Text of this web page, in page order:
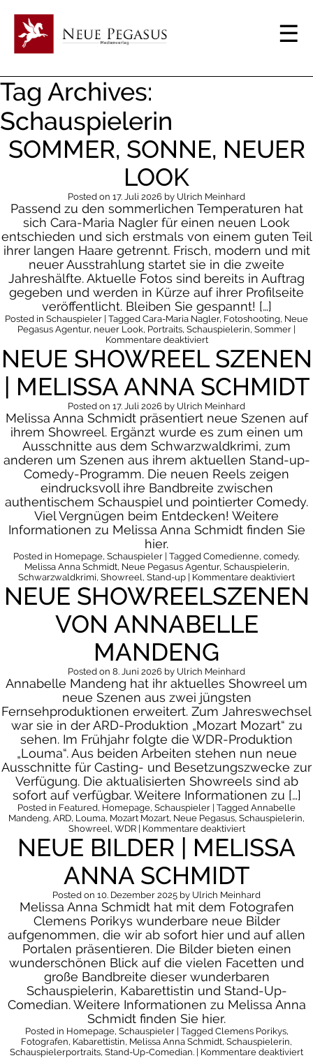
Tag Archives:
Schauspielerin
SOMMER, SONNE, NEUER
LOOK
Posted on 17. Juli 2026 by Ulrich Meinhard
Passend zu den sommerlichen Temperaturen hat
sich Cara-Maria Nagler für einen neuen Look
entschieden und sich erstmals von einem guten Teil
ihrer langen Haare getrennt. Frisch, modern und mit
neuer Ausstrahlung startet sie in die zweite
Jahreshälfte. Aktuelle Fotos sind bereits in Auftrag
gegeben und werden in Kürze auf ihrer Profilseite
veröffentlicht. Bleiben Sie gespannt! […]
Posted in Schauspieler | Tagged Cara-Maria Nagler, Fotoshooting, Neue
Pegasus Agentur, neuer Look, Portraits, Schauspielerin, Sommer
Kommentare deaktiviertfür
Sommer,
Sonne,
neuer
Look
NEUE SHOWREEL SZENEN
| MELISSA ANNA SCHMIDT
Posted on 17. Juli 2026 by Ulrich Meinhard
Melissa Anna Schmidt präsentiert neue Szenen auf
ihrem Showreel. Ergänzt wurde es zum einen um
Ausschnitte aus dem Schwarzwaldkrimi, zum
anderen um Szenen aus ihrem aktuellen Stand-up-
Comedy-Programm. Die neuen Reels zeigen
eindrucksvoll ihre Bandbreite zwischen
authentischem Schauspiel und pointierter Comedy.
Viel Vergnügen beim Entdecken! Weitere
Informationen zu Melissa Anna Schmidt finden Sie
hier.
Posted in Homepage, Schauspieler | Tagged Comedienne, comedy,
Melissa Anna Schmidt, Neue Pegasus Agentur, Schauspielerin,
Schwarzwaldkrimi, Showreel, Stand-up Kommentare deaktiviertfür
NEUE SHOWREELSZENEN
VON ANNABELLE
MANDENG
Posted on 8. Juni 2026 by Ulrich Meinhard
Annabelle Mandeng hat ihr aktuelles Showreel um
neue Szenen aus zwei jüngsten
Fernsehproduktionen erweitert. Zum Jahreswechsel
war sie in der ARD-Produktion „Mozart Mozart“ zu
sehen. Im Frühjahr folgte die WDR-Produktion
„Louma“. Aus beiden Arbeiten stehen nun neue
Ausschnitte für Casting- und Besetzungszwecke zur
Verfügung. Die aktualisierten Showreels sind ab
sofort auf verfügbar. Weitere Informationen zu […]
Posted in Featured, Homepage, Schauspieler | Tagged Annabelle
Mandeng, ARD, Louma, Mozart Mozart, Neue Pegasus, Schauspielerin,
Showreel, WDR| Kommentare deaktiviertfür
Neue
von
Annabelle
NEUE BILDER | MELISSA
ANNA SCHMIDT
Posted on 10. Dezember 2025 by Ulrich Meinhard
Melissa Anna Schmidt hat mit dem Fotografen
Clemens Porikys wunderbare neue Bilder
aufgenommen, die wir ab sofort hier und auf allen
Portalen präsentieren. Die Bilder bieten einen
wunderschönen Blick auf die vielen Facetten und
große Bandbreite dieser wunderbaren
Schauspielerin, Kabarettistin und Stand-Up-
Comedian. Weitere Informationen zu Melissa Anna
Schmidt finden Sie hier.
Posted in Homepage, Schauspieler| Tagged Clemens Porikys,
Fotografen, Kabarettistin, Melissa Anna Schmidt, Schauspielerin,
Schauspielerportraits, Stand-Up-Comedian. Kommentare deaktiviert